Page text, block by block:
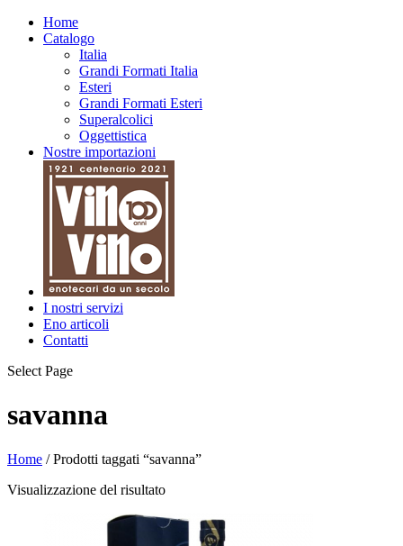
Home
Catalogo
Italia
Grandi Formati Italia
Esteri
Grandi Formati Esteri
Superalcolici
Oggettistica
Nostre importazioni
I nostri servizi
Eno articoli
Contatti
Select Page
savanna
Home / Prodotti taggati “savanna”
Visualizzazione del risultato